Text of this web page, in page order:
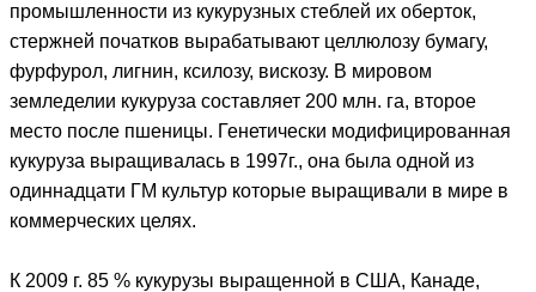
промышленности из кукурузных стеблей их оберток,
стержней початков вырабатывают целлюлозу бумагу,
фурфурол, лигнин, ксилозу, вискозу. В мировом
земледелии кукуруза составляет 200 млн. га, второе
место после пшеницы. Генетически модифицированная
кукуруза выращивалась в 1997г., она была одной из
одиннадцати ГМ культур которые выращивали в мире в
коммерческих целях.
К 2009 г. 85 % кукурузы выращенной в США, Канаде,